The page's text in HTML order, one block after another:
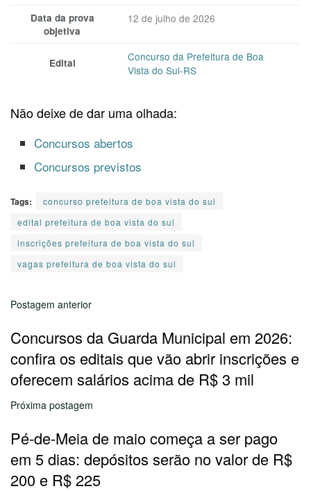
Data da prova
objetiva
12 de julho de 2026
Edital
Concurso da Prefeitura de Boa
Vista do Sul-RS
Não deixe de dar uma olhada:
Concursos abertos
Concursos previstos
Tags:
concurso prefeitura de boa vista do sul
edital prefeitura de boa vista do sul
inscrições prefeitura de boa vista do sul
vagas prefeitura de boa vista do sul
Postagem anterior
Concursos da Guarda Municipal em 2026:
confira os editais que vão abrir inscrições e
oferecem salários acima de R$ 3 mil
Próxima postagem
Pé-de-Meia de maio começa a ser pago
em 5 dias: depósitos serão no valor de R$
200 e R$ 225